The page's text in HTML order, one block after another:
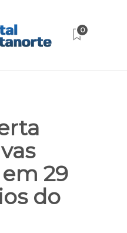
0
29
do